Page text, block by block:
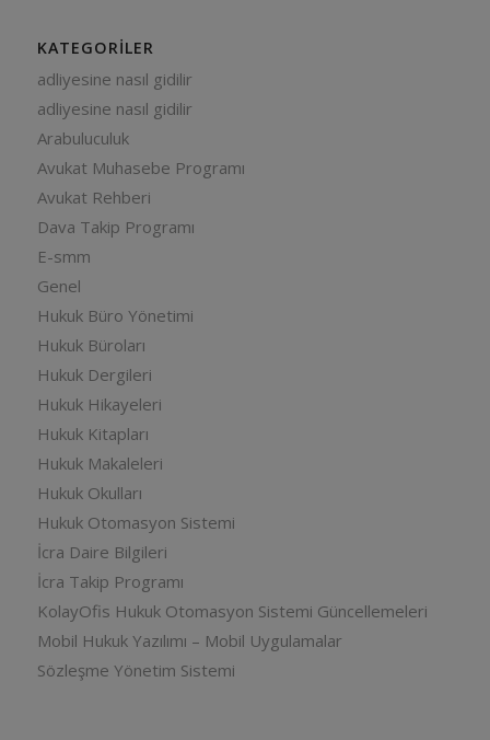
KATEGORILER
adliyesine nasıl gidilir
adliyesine nasıl gidilir
Arabuluculuk
Avukat Muhasebe Programı
Avukat Rehberi
Dava Takip Programı
E-smm
Genel
Hukuk Büro Yönetimi
Hukuk Büroları
Hukuk Dergileri
Hukuk Hikayeleri
Hukuk Kitapları
Hukuk Makaleleri
Hukuk Okulları
Hukuk Otomasyon Sistemi
İcra Daire Bilgileri
İcra Takip Programı
KolayOfis Hukuk Otomasyon Sistemi Güncellemeleri
Mobil Hukuk Yazılımı – Mobil Uygulamalar
Sözleşme Yönetim Sistemi